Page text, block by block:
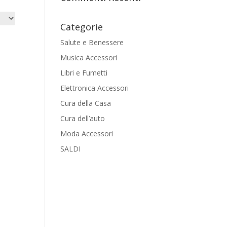
Categorie
Salute e Benessere
Musica Accessori
Libri e Fumetti
Elettronica Accessori
Cura della Casa
Cura dell’auto
Moda Accessori
SALDI